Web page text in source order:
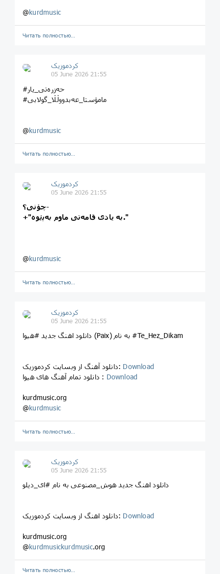
@kurdmusic
Читать полностью…
کردموزیک
05 June 2026 21:55
#حەزرەتی_یار
#مامۆستا_عەبدووڵڵا_گولابی
@kurdmusic
Читать полностью…
کردموزیک
05 June 2026 21:55
-چۆنی؟
+"بە یادی قامەتی ماوم بەپێوە."
@kurdmusic
Читать полностью…
کردموزیک
05 June 2026 21:55
دانلود اهنگ جدید #هیوا (Paix) به نام #Te_Hez_Dikam
دانلود آهنگ از وبسایت کردموزیک: Download
دانلود تمام آهنگ های هیوا : Download
kurdmusic.org
@kurdmusic
Читать полностью…
کردموزیک
05 June 2026 21:55
دانلود اهنگ جدید هوش_مصنوعی به نام #ای_دیلو
دانلود اهنگ از وبسایت کردموزیک: Download
kurdmusic.org
@kurdmusickurdmusic.org
Читать полностью…